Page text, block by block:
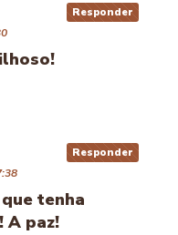
Responder
tenha
A paz!
Responder